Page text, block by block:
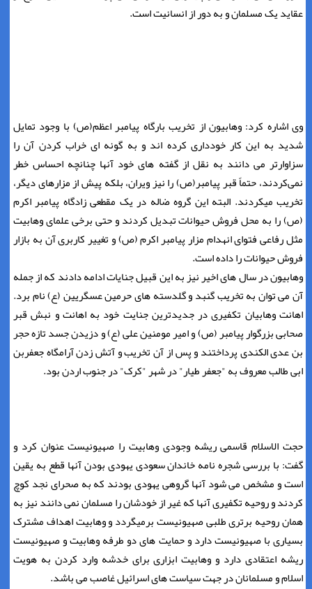
عقاید یک مسلمان و به دور از انسانیت است.
وی اشاره کرد: وهابیون از تخریب بارگاه پیامبر اعظم(ص) با وجود تمایل
شدید به این کار خودداری کرده اند و به گونه ای خراب کردن آن را
سزاوارتر می دانند به نقل از گفته های خود آنها چنانچه احساس خطر
نمی‌کردند، حتماً قبر پیامبر(ص) را نیز ویران، بلکه پیش از مزارهاى دیگر،
تخریب مى‏کردند. البته این گروه ضاله در یک مقطعی زادگاه پیامبر اکرم
(ص) را به محل فروش حیوانات تبدیل کردند و حتی برخی علمای وهابیت
مثل رفاعی فتوای انهدام مزار پیامبر اکرم (ص) و تغییر کاربری آن به بازار
فروش حیوانات را داده است.
وهابیون در سال های اخیر نیز به این قبیل جنایات ادامه دادند که از جمله
آن می توان به تخریب گنبد و گلدسته های حرمین عسگریین (ع) نام برد.
اهانت وهابیان تکفیری در جدیدترین جنایت خود به اهانت و نبش قبر
صحابی بزرگوار پیامبر (ص) و امیر مومنین علی (ع) و دزیدن جسد تازه حجر
بن عدی الکندی پرداختند و پس از آن تخریب و آتش زدن آرامگاه جعفربن
ابی طالب معروف به "جعفر طیار" در شهر "کرک" در جنوب اردن بود.
حجت الاسلام قاسمی ریشه وجودی وهابیت را صهیونیست عنوان کرد و
گفت: با بررسی شجره نامه خاندان سعودی یهودی بودن آنها قطع به یقین
است و مشخص می شود آنها گروهی یهودی بودند که به صحرای نجد کوچ
کردند و روحیه تکفیری آنها که غیر از خودشان را مسلمان نمی دانند نیز به
همان روحیه برتری طلبی صهیونیست برمیگردد و وهابیت اهداف مشترک
بسیاری با صهیونیست دارد و حمایت های دو طرفه وهابیت و صهیونیست
ریشه اعتقادی دارد و وهابیت ابزاری برای خدشه وارد کردن به هویت
اسلام و مسلمانان در جهت سیاست های اسرائیل غاصب می باشد.